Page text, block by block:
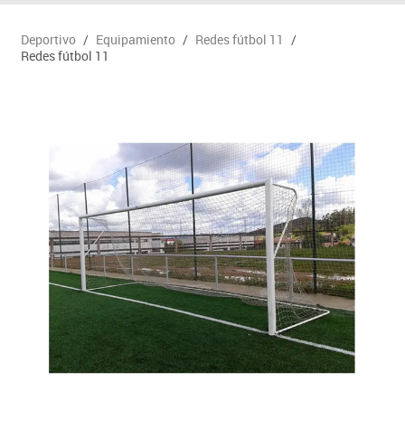
Deportivo / Equipamiento / Redes fútbol 11
/
Redes fútbol 11